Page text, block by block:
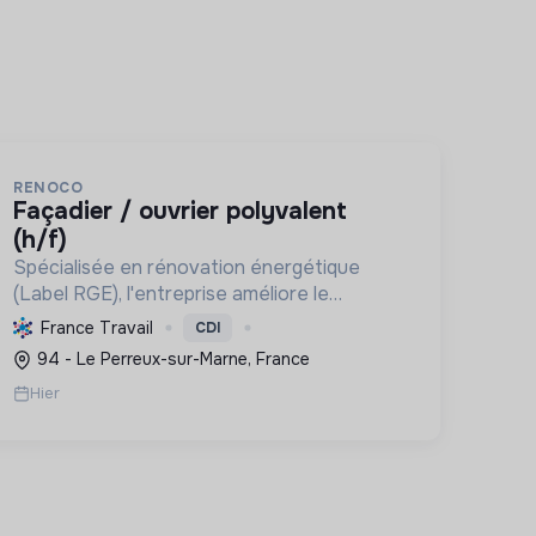
RENOCO
façadier / ouvrier polyvalent
(h/f)
Spécialisée en rénovation énergétique
(Label RGE), l'entreprise améliore le
confort, réduit la consommation et les
émissions de carbone par l'isolation, les
menuiseries et la ventilation, rendant les ...
France Travail CDI
94 - Le Perreux-sur-Marne, France
Hier